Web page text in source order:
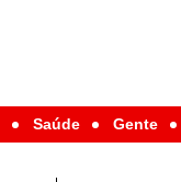
Saúde Gente